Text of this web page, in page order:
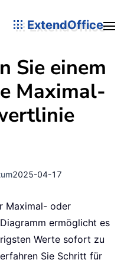
ExtendOffice
Sie einem
Maximal-
2025-04-17
Maximal- oder
ermöglicht es
Werte sofort zu
Sie Schritt für